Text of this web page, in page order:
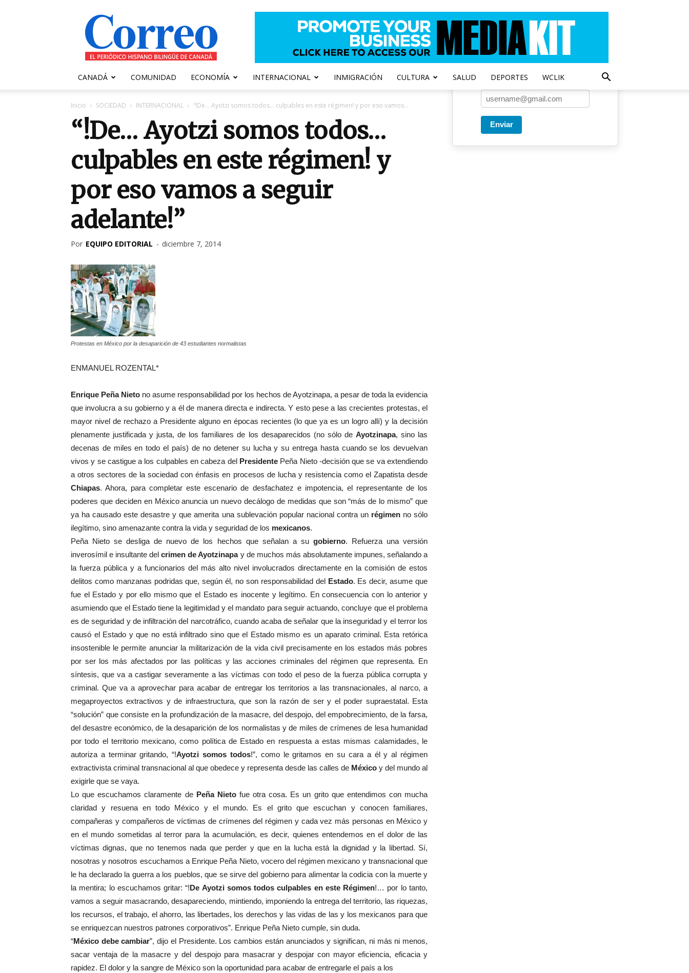
Correo
Canadiense
CANADÁ COMUNIDAD ECONOMÍA INTERNACIONAL INMIGRACIÓN CULTURA SALUD DEPORTES WCLIK
Inicio SOCIEDAD INTERNACIONAL “!De… Ayotzi somos todos… culpables en este régimen! y por eso vamos...
“!De… Ayotzi somos todos…
culpables en este régimen! y
por eso vamos a seguir
adelante!”
Por EQUIPO EDITORIAL - diciembre 7, 2014
Protestas en México por la desaparición de 43 estudiantes normalistas
ENMANUEL ROZENTAL*
Enrique Peña Nieto no asume responsabilidad por los hechos de Ayotzinapa, a pesar de toda la evidencia
que involucra a su gobierno y a él de manera directa e indirecta. Y esto pese a las crecientes protestas, el
mayor nivel de rechazo a Presidente alguno en épocas recientes (lo que ya es un logro allí) y la decisión
plenamente justificada y justa, de los familiares de los desaparecidos (no sólo de Ayotzinapa, sino las
decenas de miles en todo el país) de no detener su lucha y su entrega hasta cuando se los devuelvan
vivos y se castigue a los culpables en cabeza del PresidentePeña Nieto -decisión que se va extendiendo
a otros sectores de la sociedad con énfasis en procesos de lucha y resistencia como el Zapatista desde
Chiapas. Ahora, para completar este escenario de desfachatez e impotencia, el representante de los
poderes que deciden en México anuncia un nuevo decálogo de medidas que son “más de lo mismo” que
ya ha causado este desastre y que amerita una sublevación popular nacional contra un régimenno sólo
ilegítimo, sino amenazante contra la vida y seguridad de los mexicanos.
Peña Nieto se desliga de nuevo de los hechos que señalan a su gobierno. Refuerza una versión
inverosímil e insultante delcrimen de Ayotzinapay de muchos más absolutamente impunes, señalando a
la fuerza pública y a funcionarios del más alto nivel involucrados directamente en la comisión de estos
delitos como manzanas podridas que, según él, no son responsabilidad del Estado. Es decir, asume que
fue el Estado y por ello mismo que el Estado es inocente y legítimo. En consecuencia con lo anterior y
asumiendo que el Estado tiene la legitimidad y el mandato para seguir actuando, concluye que el problema
es de seguridad y de infiltración del narcotráfico, cuando acaba de señalar que la inseguridad y el terror los
causó el Estado y que no está infiltrado sino que el Estado mismo es un aparato criminal. Esta retórica
insostenible le permite anunciar la militarización de la vida civil precisamente en los estados más pobres
por ser los más afectados por las políticas y las acciones criminales del régimen que representa. En
síntesis, que va a castigar severamente a las víctimas con todo el peso de la fuerza pública corrupta y
criminal. Que va a aprovechar para acabar de entregar los territorios a las transnacionales, al narco, a
megaproyectos extractivos y de infraestructura, que son la razón de ser y el poder supraestatal. Esta
“solución” que consiste en la profundización de la masacre, del despojo, del empobrecimiento, de la farsa,
del desastre económico, de la desaparición de los normalistas y de miles de crímenes de lesa humanidad
por todo el territorio mexicano, como política de Estado en respuesta a estas mismas calamidades, le
autoriza a terminar gritando, “!Ayotzi somos todos!”, como le gritamos en su cara a él y al régimen
extractivista criminal transnacional al que obedece y representa desde las calles de México y del mundo al
exigirle que se vaya.
Lo que escuchamos claramente de Peña Nietofue otra cosa. Es un grito que entendimos con mucha
claridad y resuena en todo México y el mundo. Es el grito que escuchan y conocen familiares,
compañeras y compañeros de víctimas de crímenes del régimen y cada vez más personas en México y
en el mundo sometidas al terror para la acumulación, es decir, quienes entendemos en el dolor de las
víctimas dignas, que no tenemos nada que perder y que en la lucha está la dignidad y la libertad. Sí,
nosotras y nosotros escuchamos a Enrique Peña Nieto, vocero del régimen mexicano y transnacional que
le ha declarado la guerra a los pueblos, que se sirve del gobierno para alimentar la codicia con la muerte y
la mentira; lo escuchamos gritar: “!De Ayotzi somos todos culpables en este Régimen!… por lo tanto,
vamos a seguir masacrando, desapareciendo, mintiendo, imponiendo la entrega del territorio, las riquezas,
los recursos, el trabajo, el ahorro, las libertades, los derechos y las vidas de las y los mexicanos para que
se enriquezcan nuestros patrones corporativos”. Enrique Peña Nieto cumple, sin duda.
“México debe cambiar”, dijo el Presidente. Los cambios están anunciados y significan, ni más ni menos,
sacar ventaja de la masacre y del despojo para masacrar y despojar con mayor eficiencia, eficacia y
rapidez. El dolor y la sangre de México son la oportunidad para acabar de entregarle el país a los
Una vez a la semana enviamos
Enviar
Entregado por SendPulse